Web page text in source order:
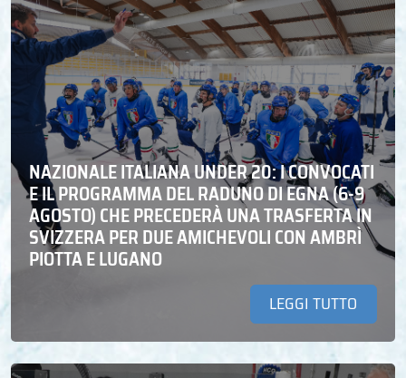
NAZIONALE ITALIANA UNDER 20: I CONVOCATI
E IL PROGRAMMA DEL RADUNO DI EGNA (6-9
AGOSTO) CHE PRECEDERÀ UNA TRASFERTA IN
SVIZZERA PER DUE AMICHEVOLI CON AMBRÌ
PIOTTA E LUGANO
LEGGI TUTTO